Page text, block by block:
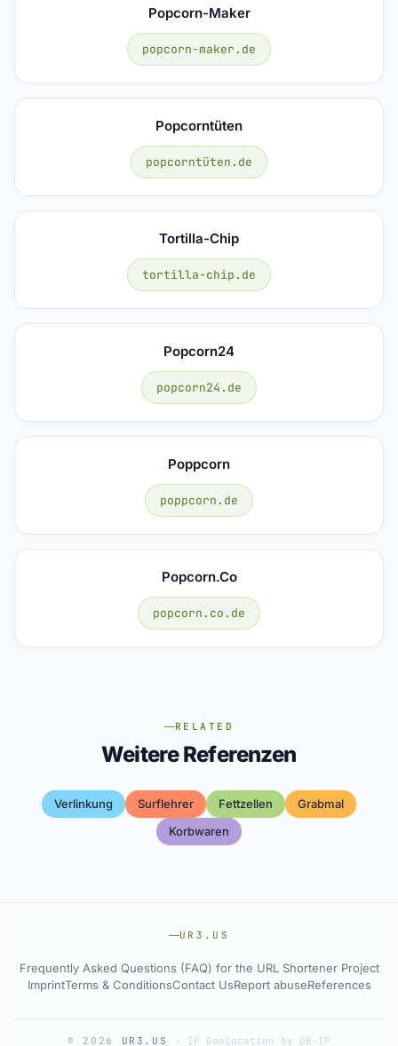
Popcorn-Maker
popcorn-maker.de
Popcorntüten
popcorntüten.de
Tortilla-Chip
tortilla-chip.de
Popcorn24
popcorn24.de
Poppcorn
poppcorn.de
Popcorn.co
popcorn.co.de
RELATED
Weitere Referenzen
Verlinkung Surflehrer Fettzellen
Grabmal
Korbwaren
UR3.US
Frequently Asked Questions (FAQ) for the URL Shortener Project
ImprintTerms & ConditionsContact UsReport abuseReferences
© 2026 UR3.US · IP Geolocation by DB-IP